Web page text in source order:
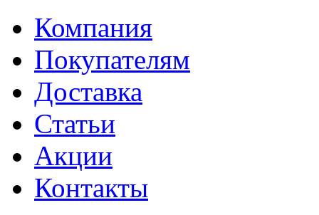
Компания
Покупателям
Доставка
Статьи
Акции
Контакты